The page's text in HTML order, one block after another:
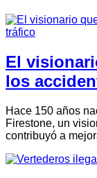
El
los
Hace 150 años
Firestone, un
contribuyó a